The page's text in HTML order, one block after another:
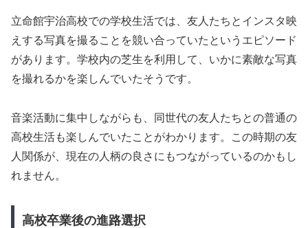
立命館宇治高校での学校生活では、友人たちとインスタ映
えする写真を撮ることを競い合っていたというエピソード
があります。学校内の芝生を利用して、いかに素敵な写真
を撮れるかを楽しんでいたそうです。
音楽活動に集中しながらも、同世代の友人たちとの普通の
高校生活も楽しんでいたことがわかります。この時期の友
人関係が、現在の人柄の良さにもつながっているのかもし
れません。
高校卒業後の進路選択